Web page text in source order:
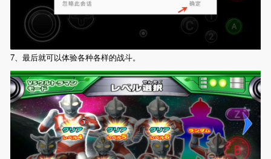
7、最后就可以体验各种各样的战斗。